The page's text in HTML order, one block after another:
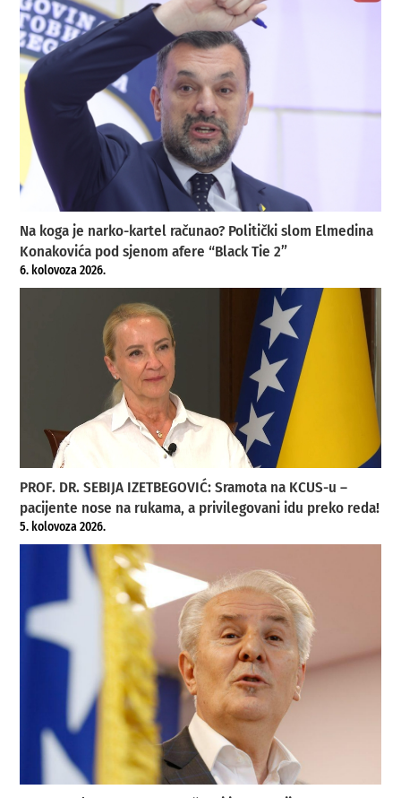
Na koga je narko-kartel računao? Politički slom Elmedina
Konakovića pod sjenom afere “Black Tie 2”
6. kolovoza 2026.
PROF. DR. SEBIJA IZETBEGOVIĆ: Sramota na KCUS-u –
pacijente nose na rukama, a privilegovani idu preko reda!
5. kolovoza 2026.